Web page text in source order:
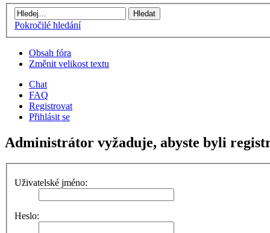
Pokročilé hledání
Obsah fóra
Změnit velikost textu
Chat
FAQ
Registrovat
Přihlásit se
Administrátor vyžaduje, abyste byli
Uživatelské jméno:
Heslo: